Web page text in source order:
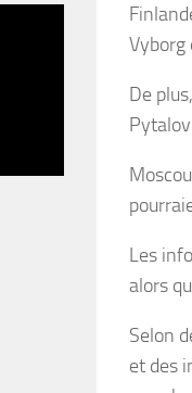
Vyborg
De
Les
alors
Selon
et des